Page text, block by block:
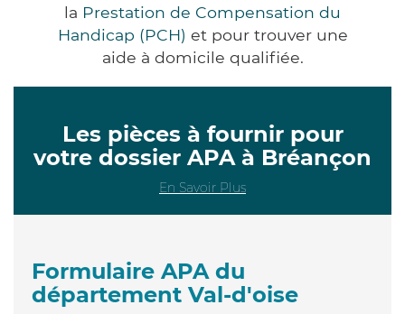
la Prestation de Compensation du
Handicap (PCH) et pour trouver une
aide à domicile qualifiée.
Les pièces à fournir pour
votre dossier APA à Bréançon
En Savoir Plus
Formulaire APA du
département Val-d'oise